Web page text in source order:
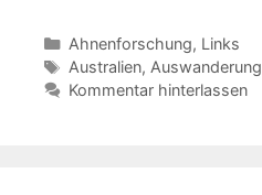
Kategorien
Ahnenforschung, Links
Schlagwörter
Australien, Auswanderung
Kommentar hinterlassen